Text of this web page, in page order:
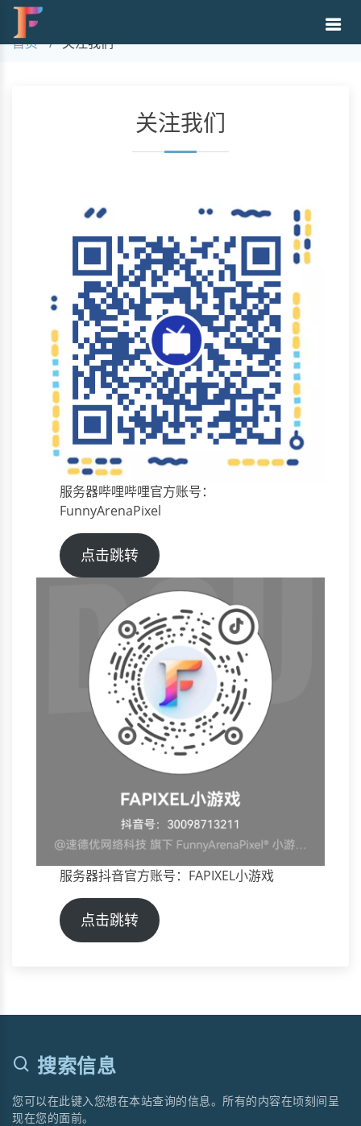
关注我们
首页 关注我们
关注我们
服务器哔哩哔哩官方账号：
FunnyArenaPixel
点击跳转
服务器抖音官方账号：FAPIXEL小游戏
点击跳转
搜索信息
您可以在此键入您想在本站查询的信息。所有的内容在顷刻间呈
现在您的面前。